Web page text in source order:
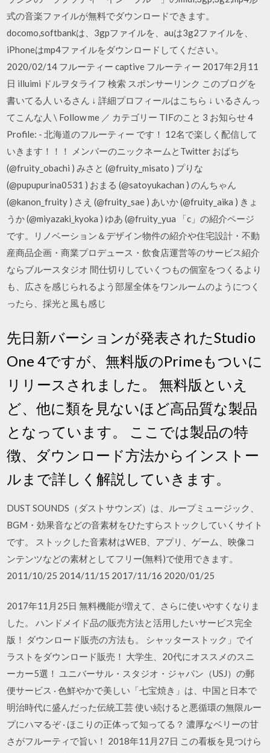
式の音楽ファイルが無料でダウンロードできます。
docomo,softbankは、3gpファイルを、auは3g2ファイルを、
iPhoneはmp4ファイルをダウンロードしてください。
2020/02/14 フルーティー captive フルーティー 2017年2月11
日 illuimi ドルヲタライフ 検索 スポンサーリンク このブログを
書いてる人 いるさん ↓ 詳細プロフィールはこちら ↓ いるさんっ
てこんな人 \ Follow me ／ カテゴリー TIFのこと 3 お知らせ 4
Profile: - 北海道のフルーティー です！ 12名で楽しく配信して
いきます！！！ メンバーのニックネームとTwitter おばち
(@fruity_obachi ) みさと (@fruity_misato ) プりな
(@pupupurina0531 ) おまる (@satoyukachan ) のんちゃん
(@kanon_fruity ) さえ (@fruity_sae ) あいか (@fruity_aika ) きょ
うか (@miyazaki_kyoka ) ゆあ (@fruity_yua 「c」の紹介ページ
です。リノベーション＆デザイン物件の紹介や住宅設計・不動
産商品企画・商業プロデュース・飲食店運営等のサービス紹介
ならブルースタジオ 間仕切りしていくつもの個室をつくるより
も、広さを感じられるよう部屋全体をワンルームのようにつく
ったら、採光と風も感じ
先日新バーションが発表されたStudio
One 4ですが、無料版のPrimeもついに
リリースされました。 無料版といえ
ど、他に類を見ないほど高品質な製品
となっています。 ここでは製品の特
徴、ダウンロード方法からインストー
ルまで詳しく解説していきます。
DUST SOUNDS（ダストサウンズ）は、ループミュージック、
BGM・効果音などの音素材をひたすらストックしていくサイト
です。 ストックした音素材はWEB、アプリ、ゲーム、映像コ
ンテンツなどの素材としてフリー(無料)で使用できます。
2011/10/25 2014/11/15 2017/11/16 2020/01/25
2017年11月25日 無料機能が増えて、さらに使いやすくなりま
した。 ハンドメイド品の販売方法と活用したいサービス完全
版！ ダウンロード販売の方法も。 シャッターストック」でイ
ラストをダウンロード販売！ 大学生、20代にオススメのスニ
ーカー5選！ ユニバーサル・スタジオ・ジャパン（USJ）の郵
便サービス · 色鮮やかで美しい「七宝焼き」は、中国と日本で
明治時代に盛んだった伝統工芸 使い続けると悪循環の無限ルー
プにハマるぞ · ほこりの正体って知ってる？ 濃厚なベリーの甘
さがフルーティで旨い！ 2018年11月27日 この看板を見つけら